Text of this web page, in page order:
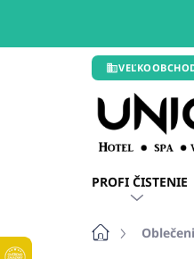
Prejsť
PROFI ČISTENIE
Domov